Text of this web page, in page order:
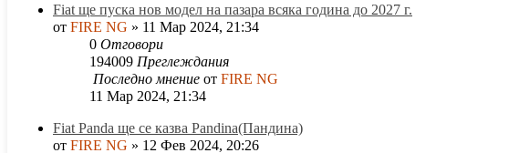
Fiat ще пуска нов модел на пазара всяка година до 2027 г.
от FIRE NG » 11 Мар 2024, 21:34
0 Отговори
194009 Преглеждания
Последно мнение от FIRE NG
11 Мар 2024, 21:34
Fiat Panda ще се казва Pandina(Пандина)
от FIRE NG » 12 Фев 2024, 20:26